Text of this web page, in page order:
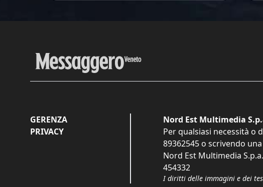
GERENZA
PRIVACY
Nord Est Multimedia
Per qualsiasi necessità o
89362545 o scrivendo
Nord Est Multimedia S.p.a.
454332
I diritti delle immagini e dei